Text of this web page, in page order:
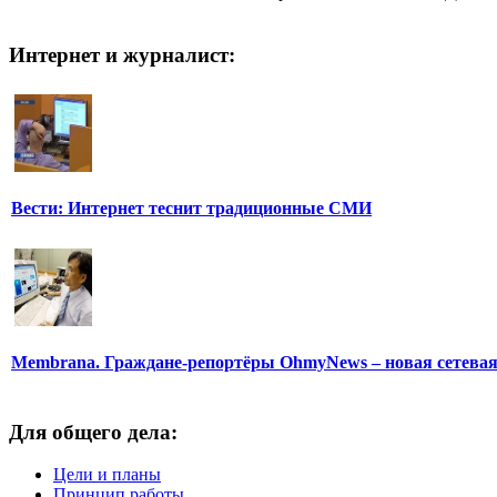
Интернет и журналист:
Вести: Интернет теснит традиционные СМИ
Membrana. Граждане-репортёры OhmyNews – новая
Для общего дела:
Цели и планы